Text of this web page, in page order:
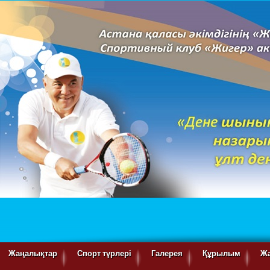
Жаңалықтар Спорт түрлері Галерея Құрылым